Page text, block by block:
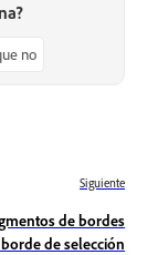
no
Siguiente
de bordes
de selección